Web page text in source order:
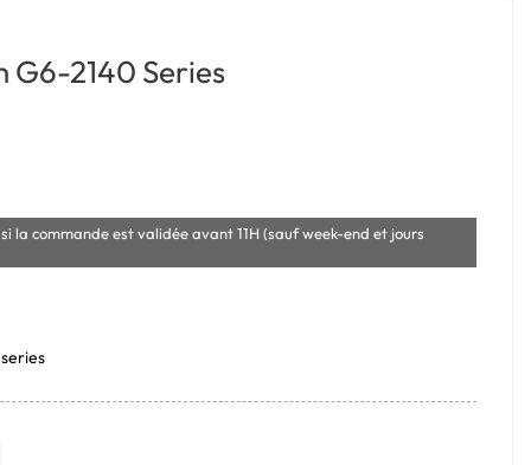
G6-2140 Series
la commande est validée avant 11H (sauf week-end et jours